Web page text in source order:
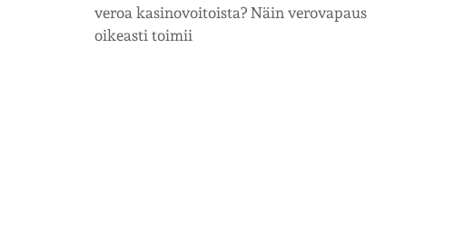
veroa kasinovoitoista? Näin verovapaus
oikeasti toimii